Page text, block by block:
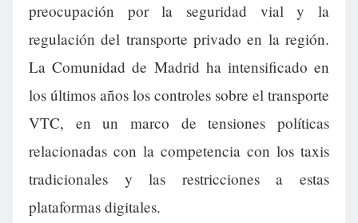
preocupación por la seguridad vial y la
regulación del transporte privado en la región.
La Comunidad de Madrid ha intensificado en
los últimos años los controles sobre el transporte
VTC, en un marco de tensiones políticas
relacionadas con la competencia con los taxis
tradicionales y las restricciones a estas
plataformas digitales.